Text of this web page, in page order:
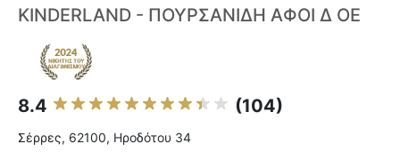
KINDERLAND - ΠΟΥΡΣΑΝΙΔΗ ΑΦΟΙ Δ ΟΕ
8.4 (104)
Σέρρες, 62100, Ηροδότου 34